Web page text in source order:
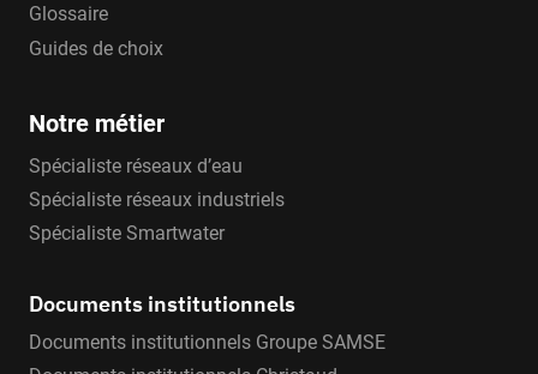
Glossaire
Guides de choix
Notre métier
Spécialiste réseaux d’eau
Spécialiste réseaux industriels
Spécialiste Smartwater
Documents institutionnels
Documents institutionnels Groupe SAMSE